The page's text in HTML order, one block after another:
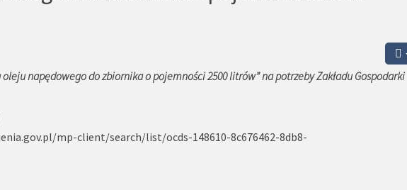
oleju napędowego do zbiornika o pojemności 2500 litrów” na potrzeby Zakładu Gospodarki
mp-client/search/list/ocds-148610-8c676462-8db8-